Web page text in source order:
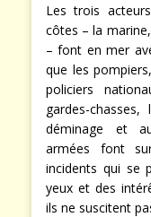
Les trois
côtes – la
– font en mer
que les
policiers
gardes-
déminage et
armées font
incidents qui se
yeux et des
ils ne suscitent